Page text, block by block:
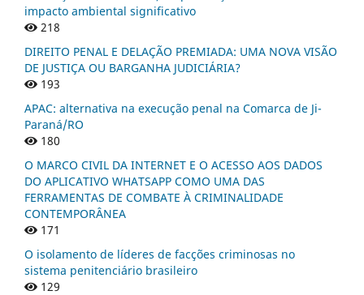
impacto ambiental significativo
218
DIREITO PENAL E DELAÇÃO PREMIADA: UMA NOVA VISÃO
DE JUSTIÇA OU BARGANHA JUDICIÁRIA?
193
APAC: alternativa na execução penal na Comarca de Ji-
Paraná/RO
180
O MARCO CIVIL DA INTERNET E O ACESSO AOS DADOS
DO APLICATIVO WHATSAPP COMO UMA DAS
FERRAMENTAS DE COMBATE À CRIMINALIDADE
CONTEMPORÂNEA
171
O isolamento de líderes de facções criminosas no
sistema penitenciário brasileiro
129